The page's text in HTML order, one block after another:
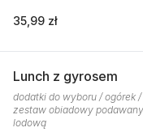
35,99 zł
Lunch z gyrosem
dodatki do wyboru / ogórek
zestaw obiadowy
lodową